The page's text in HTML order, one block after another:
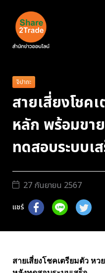
จิปาถะ
สายเสี่ยงโชค
หลัก พร้อมขา
ทดสอบระบบเ
27 กันยายน 2567
แชร์
สายเสี่ยงโชคเตรียมตัว ห